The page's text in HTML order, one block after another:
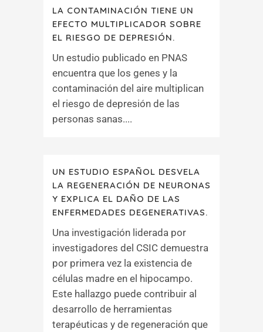
LA CONTAMINACIÓN TIENE UN
EFECTO MULTIPLICADOR SOBRE
EL RIESGO DE DEPRESIÓN.
Un estudio publicado en PNAS
encuentra que los genes y la
contaminación del aire multiplican
el riesgo de depresión de las
personas sanas....
UN ESTUDIO ESPAÑOL DESVELA
LA REGENERACIÓN DE NEURONAS
Y EXPLICA EL DAÑO DE LAS
ENFERMEDADES DEGENERATIVAS.
Una investigación liderada por
investigadores del CSIC demuestra
por primera vez la existencia de
células madre en el hipocampo.
Este hallazgo puede contribuir al
desarrollo de herramientas
terapéuticas y de regeneración que